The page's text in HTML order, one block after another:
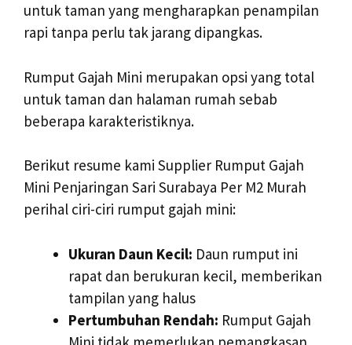
untuk taman yang mengharapkan penampilan
rapi tanpa perlu tak jarang dipangkas.
Rumput Gajah Mini merupakan opsi yang total
untuk taman dan halaman rumah sebab
beberapa karakteristiknya.
Berikut resume kami Supplier Rumput Gajah
Mini Penjaringan Sari Surabaya Per M2 Murah
perihal ciri-ciri rumput gajah mini:
Ukuran Daun Kecil: Daun rumput ini
rapat dan berukuran kecil, memberikan
tampilan yang halus
Pertumbuhan Rendah: Rumput Gajah